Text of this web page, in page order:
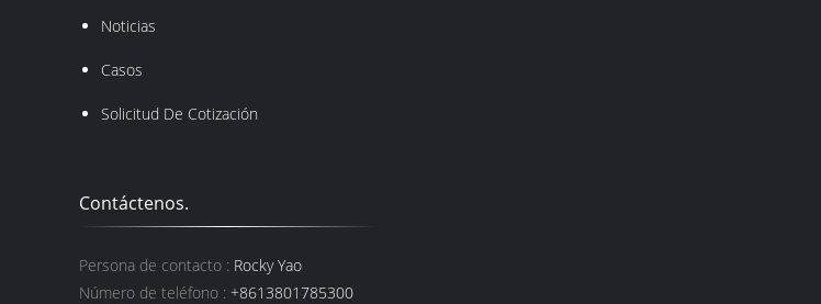
Noticias
Casos
Solicitud De Cotización
Contáctenos.
Persona de contacto : Rocky Yao
Número de teléfono : +8613801785300